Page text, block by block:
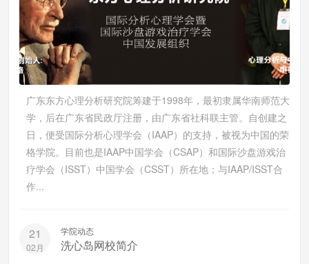
广东东方心理分析研究院筹建于1998年，最初隶属华南师范大
学，后在广东省民政厅注册，由广东省社科联主管。自创建之
日，便受国际分析心理学会（IAAP）的支持，被视为中国的荣
格学院。目前也是IAAP中国学会（CSAP）和国际沙盘游戏治
疗学会（ISST）中国学会（CSST）所在地；与IAAP/ISST合
作...
21
02月
学院动态
洗心岛网校简介